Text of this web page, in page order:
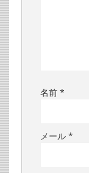
名前 *
メール *